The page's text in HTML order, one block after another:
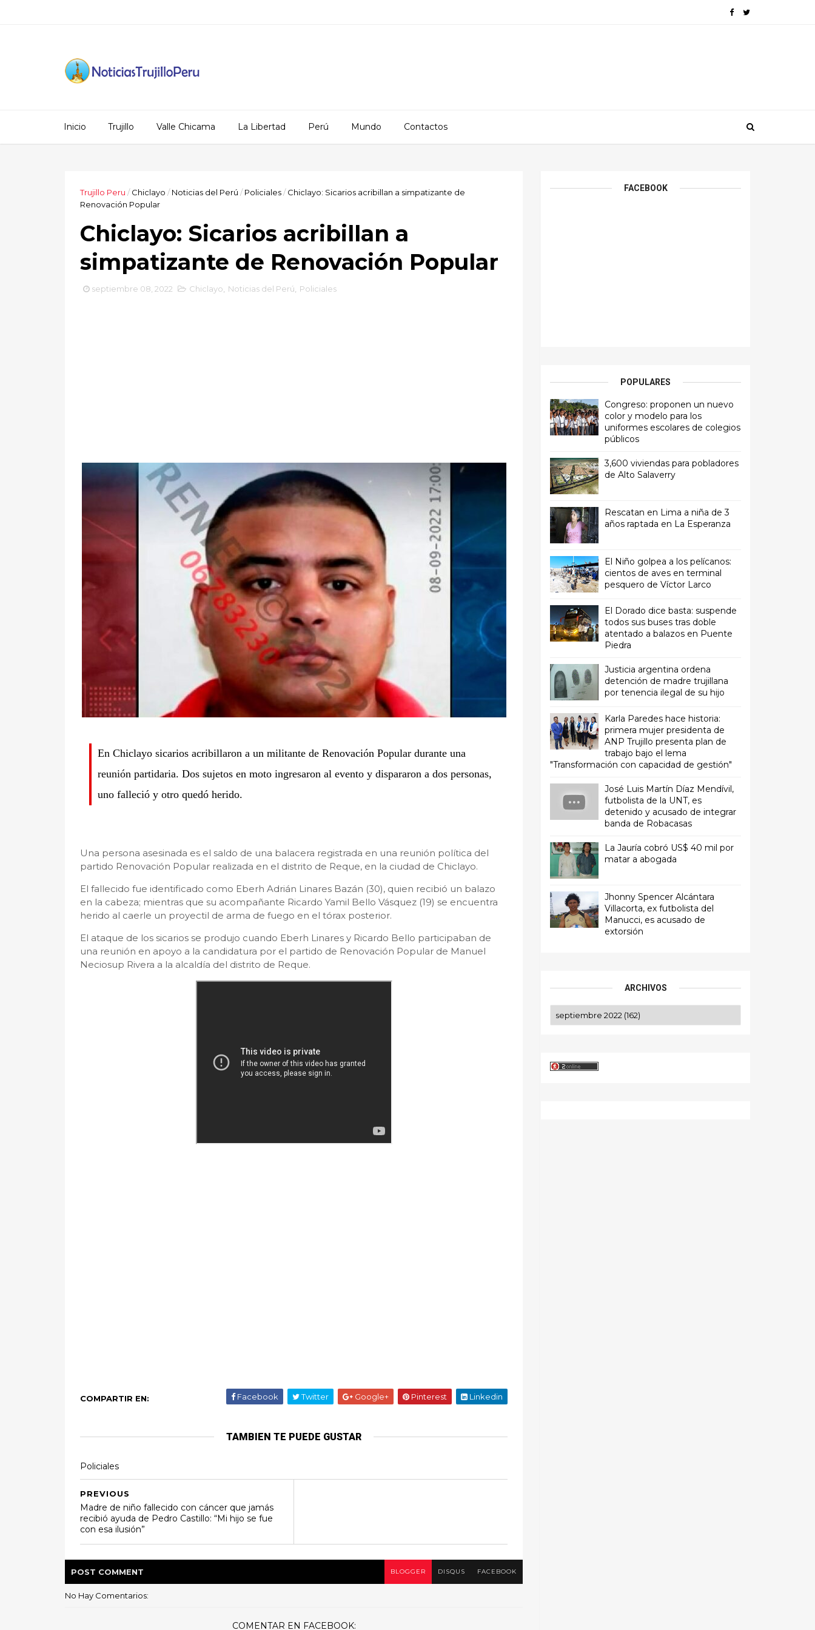
Inicio Trujillo Valle Chicama La Libertad Perú Mundo Contactos
Trujillo Peru / Chiclayo / Noticias del Perú / Policiales/ Chiclayo: Sicarios acribillan a simpatizante de
Renovación Popular
Chiclayo: Sicarios acribillan a
simpatizante de Renovación Popular
septiembre 08, 2022 Chiclayo Noticias del Perú Policiales
En Chiclayo sicarios acribillaron a un militante de Renovación Popular durante una
reunión partidaria. Dos sujetos en moto ingresaron al evento y dispararon a dos personas,
uno falleció y otro quedó herido.
Una persona asesinada es el saldo de una balacera registrada en una reunión política del
partido Renovación Popular realizada en el distrito de Reque, en la ciudad de Chiclayo.
El fallecido fue identificado como Eberh Adrián Linares Bazán (30), quien recibió un balazo
en la cabeza; mientras que su acompañante Ricardo Yamil Bello Vásquez (19) se encuentra
herido al caerle un proyectil de arma de fuego en el tórax posterior.
El ataque de los sicarios se produjo cuando Eberh Linares y Ricardo Bello participaban de
una reunión en apoyo a la candidatura por el partido de Renovación Popular de Manuel
Neciosup Rivera a la alcaldía del distrito de Reque.
COMPARTIR EN: Facebook Twitter Google+ Pinterest Linkedin
TAMBIEN TE PUEDE GUSTAR
Policiales
PREVIOUS
Madre de niño fallecido con cáncer que jamás
recibió ayuda de Pedro Castillo: “Mi hijo se fue
con esa ilusión”
POST COMMENT BLOGGER DISQUS FACEBOOK
No Hay Comentarios:
COMENTAR EN FACEBOOK:
FACEBOOK
POPULARES
Congreso: proponen un nuevo
color y modelo para los
uniformes escolares de colegios
públicos
3,600 viviendas para pobladores
de Alto Salaverry
Rescatan en Lima a niña de 3
años raptada en La Esperanza
El Niño golpea a los pelícanos:
cientos de aves en terminal
pesquero de Víctor Larco
El Dorado dice basta: suspende
todos sus buses tras doble
atentado a balazos en Puente
Piedra
Justicia argentina ordena
detención de madre trujillana
por tenencia ilegal de su hijo
Karla Paredes hace historia:
primera mujer presidenta de
ANP Trujillo presenta plan de
trabajo bajo el lema
"Transformación con capacidad de gestión"
José Luis Martín Díaz Mendívil,
futbolista de la UNT, es
detenido y acusado de integrar
banda de Robacasas
La Jauría cobró US$ 40 mil por
matar a abogada
Jhonny Spencer Alcántara
Villacorta, ex futbolista del
Manucci, es acusado de
extorsión
ARCHIVOS